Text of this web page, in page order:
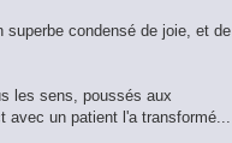
condensé de joie, et de
les sens, poussés aux
un patient l'a transformé...